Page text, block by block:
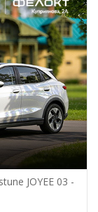
JOYEE 03 -